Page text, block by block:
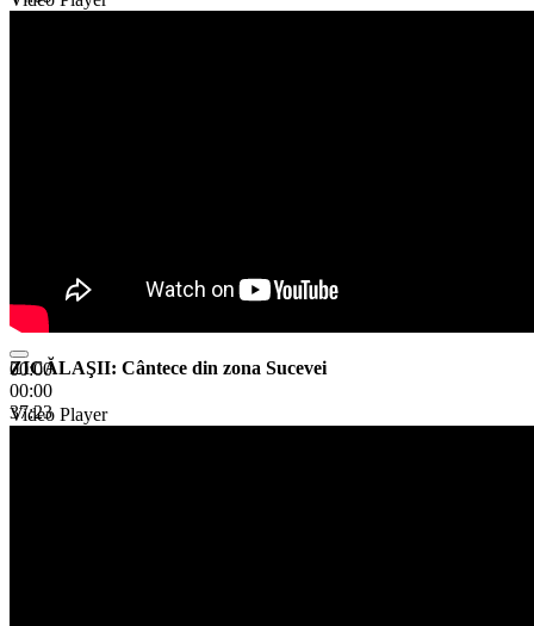
00:00
00:00
37:23
ZICĂLAŞII: Cântece din zona Sucevei
Video Player